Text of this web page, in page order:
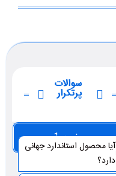
سوالات
پرتکرار
صفحه 1
آیا محصول استاندارد جهانی
دارد؟